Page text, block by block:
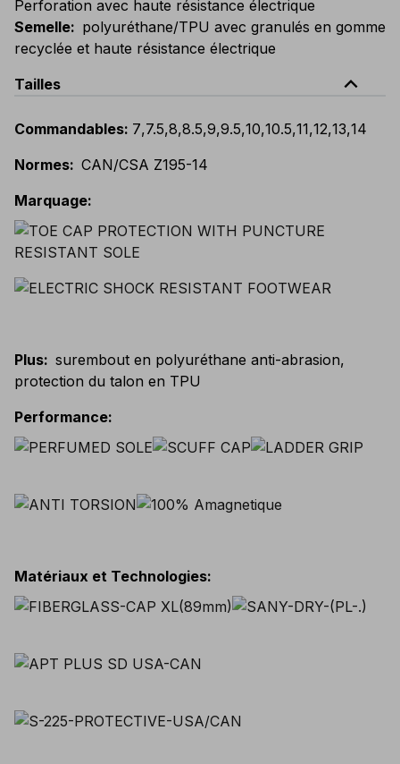
Perforation avec haute résistance électrique
Semelle: polyuréthane/TPU avec granulés en gomme
recyclée et haute résistance électrique
Tailles
expand_less
Commandables: 7,7.5,8,8.5,9,9.5,10,10.5,11,12,13,14
Normes: CAN/CSA Z195-14
Marquage:
Plus: surembout en polyuréthane anti-abrasion,
protection du talon en TPU
Performance:
Matériaux et Technologies: